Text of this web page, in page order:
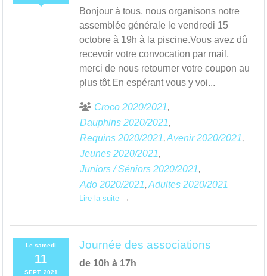
Bonjour à tous, nous organisons notre
assemblée générale le vendredi 15
octobre à 19h à la piscine.Vous avez dû
recevoir votre convocation par mail,
merci de nous retourner votre coupon au
plus tôt.En espérant vous y voi...
Croco 2020/2021
Dauphins 2020/2021
Requins 2020/2021 Avenir 2020/2021
Jeunes 2020/2021
Juniors / Séniors 2020/2021
Ado 2020/2021 Adultes 2020/2021
Lire la suite
Lesamedi
11
SEPT. 2021
Journée des associations
de 10h à 17h